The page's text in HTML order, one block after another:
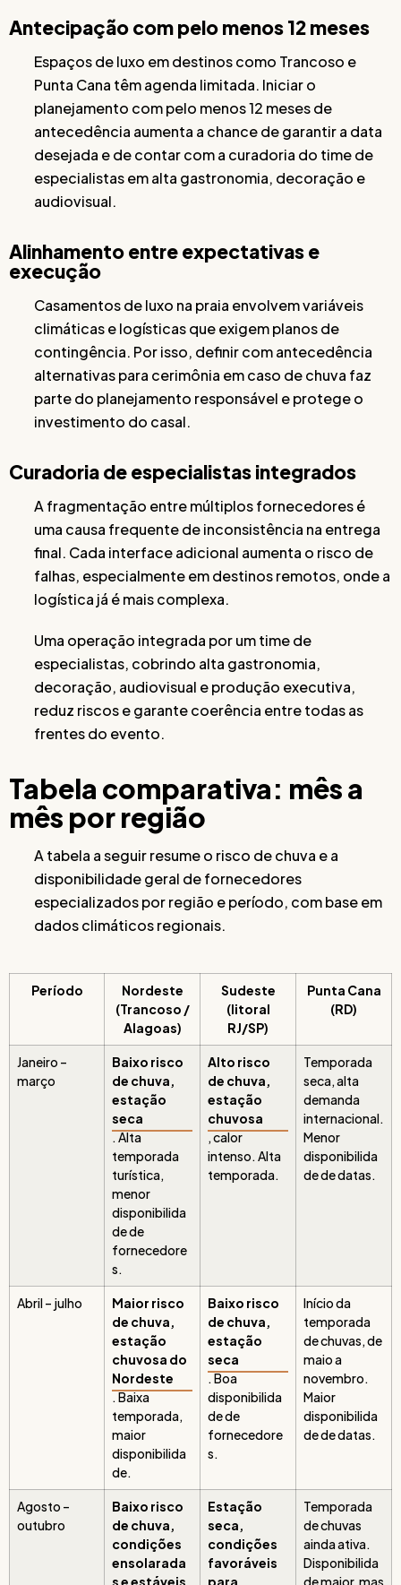
Antecipação com pelo menos 12 meses
Espaços de luxo em destinos como Trancoso e
Punta Cana têm agenda limitada. Iniciar o
planejamento com pelo menos 12 meses de
antecedência aumenta a chance de garantir a data
desejada e de contar com a curadoria do time de
especialistas em alta gastronomia, decoração e
audiovisual.
Alinhamento entre expectativas e
execução
Casamentos de luxo na praia envolvem variáveis
climáticas e logísticas que exigem planos de
contingência. Por isso, definir com antecedência
alternativas para cerimônia em caso de chuva faz
parte do planejamento responsável e protege o
investimento do casal.
Curadoria de especialistas integrados
A fragmentação entre múltiplos fornecedores é
uma causa frequente de inconsistência na entrega
final. Cada interface adicional aumenta o risco de
falhas, especialmente em destinos remotos, onde a
logística já é mais complexa.
Uma operação integrada por um time de
especialistas, cobrindo alta gastronomia,
decoração, audiovisual e produção executiva,
reduz riscos e garante coerência entre todas as
frentes do evento.
Tabela comparativa: mês a
mês por região
A tabela a seguir resume o risco de chuva e a
disponibilidade geral de fornecedores
especializados por região e período, com base em
dados climáticos regionais.
Período
Nordeste
(Trancoso /
Alagoas)
Sudeste
(litoral
RJ/SP)
Punta Cana
(RD)
Janeiro –
março
Baixo risco
de chuva,
estação
seca
. Alta
temporada
turística,
menor
disponibilida
de de
fornecedore
s.
Alto risco
de chuva,
estação
chuvosa
, calor
intenso. Alta
temporada.
Temporada
seca, alta
demanda
internacional.
Menor
disponibilida
de de datas.
Abril – julho
Maior risco
de chuva,
estação
chuvosa do
Nordeste
. Baixa
temporada,
maior
disponibilida
de.
Baixo risco
de chuva,
estação
seca
. Boa
disponibilida
de de
fornecedore
s.
Início da
temporada
de chuvas, de
maio a
novembro.
Maior
disponibilida
de de datas.
Agosto –
outubro
Baixo risco
de chuva,
condições
ensolarada
s e estáveis
Estação
seca,
condições
favoráveis
para
Temporada
de chuvas
ainda ativa.
Disponibilida
de maior, mas